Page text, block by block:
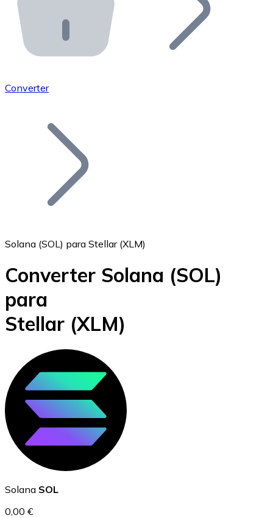
API Bitnovo
Integre nossa API no seu ecossistema.
Junte-se à nossa rede de revendedores e comercialize
Adicione o token do seu projeto ao nosso serviço de
Bitcoin
BTC
Ethereum
ETH
Converter
Solana (SOL) para Stellar (XLM)
Converter Solana (SOL)
para
Stellar (XLM)
Solana SOL
0,00 €